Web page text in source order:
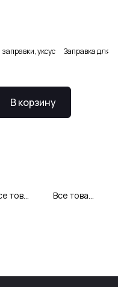
уксус Заправка для
В корзину
Все товары Чим Чим Все товары категории